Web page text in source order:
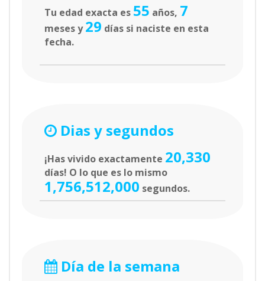
Tu edad exacta es 55 años, 7
meses y29 días si naciste en esta
fecha.
Dias y segundos
¡Has vivido exactamente 20,330
días! O lo que es lo mismo
1,756,512,000 segundos.
Día de la semana